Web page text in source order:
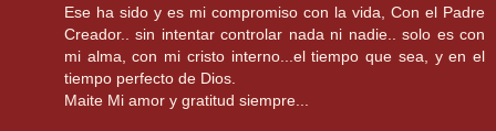
Ese ha sido y es mi compromiso con la vida, Con el Padre
Creador.. sin intentar controlar nada ni nadie.. solo es con
mi alma, con mi cristo interno...el tiempo que sea, y en el
tiempo perfecto de Dios.
Maite Mi amor y gratitud siempre...